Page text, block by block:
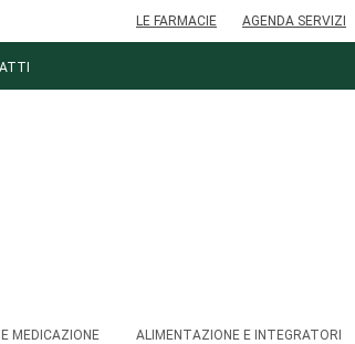
LE FARMACIE AGENDA SERVIZI
E MEDICAZIONE ALIMENTAZIONE E INTEGRATORI